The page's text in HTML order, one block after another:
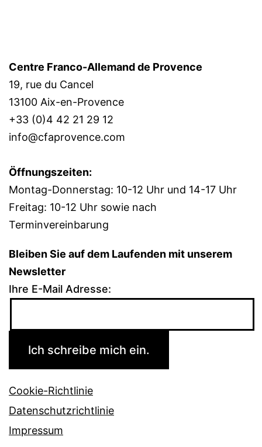
Centre Franco-Allemand de Provence
19, rue du Cancel
13100 Aix-en-Provence
+33 (0)4 42 21 29 12
info@cfaprovence.com
Öffnungszeiten:
Montag-Donnerstag: 10-12 Uhr und 14-17 Uhr
Freitag: 10-12 Uhr sowie nach
Terminvereinbarung
Bleiben Sie auf dem Laufenden mit unserem
Newsletter
Ihre E-Mail Adresse:
Cookie-Richtlinie
Datenschutzrichtlinie
Impressum